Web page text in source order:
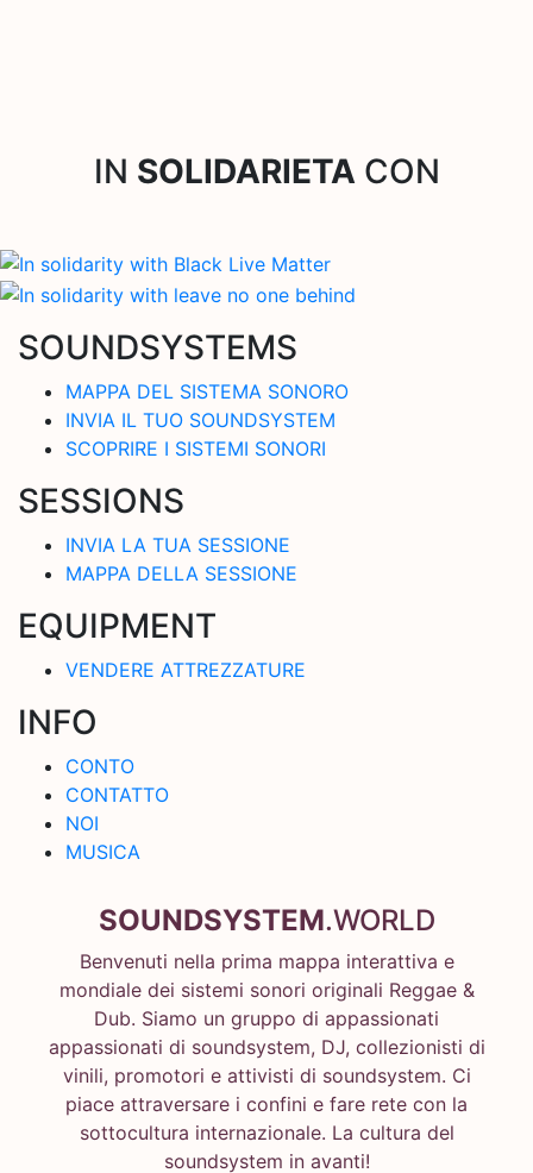
IN SOLIDARIETA CON
SOUNDSYSTEMS
MAPPA DEL SISTEMA SONORO
INVIA IL TUO SOUNDSYSTEM
SCOPRIRE I SISTEMI SONORI
SESSIONS
INVIA LA TUA SESSIONE
MAPPA DELLA SESSIONE
EQUIPMENT
VENDERE ATTREZZATURE
INFO
CONTO
CONTATTO
NOI
MUSICA
SOUNDSYSTEM.WORLD
Benvenuti nella prima mappa interattiva e
mondiale dei sistemi sonori originali Reggae &
Dub. Siamo un gruppo di appassionati
appassionati di soundsystem, DJ, collezionisti di
vinili, promotori e attivisti di soundsystem. Ci
piace attraversare i confini e fare rete con la
sottocultura internazionale. La cultura del
soundsystem in avanti!